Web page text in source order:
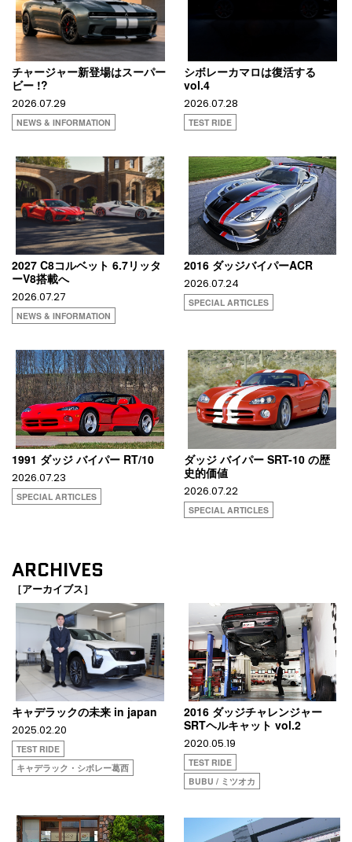
チャージャー新登場はスーパー
ビー !?
2026.07.29
NEWS & INFORMATION
シボレーカマロは復活する
vol.4
2026.07.28
TEST RIDE
2027 C8コルベット 6.7リッタ
ーV8搭載へ
2026.07.27
NEWS & INFORMATION
2016 ダッジバイパーACR
2026.07.24
SPECIAL ARTICLES
1991 ダッジ バイパー RT/10
2026.07.23
SPECIAL ARTICLES
ダッジ バイパー SRT-10 の歴
史的価値
2026.07.22
SPECIAL ARTICLES
ARCHIVES
［アーカイブス］
キャデラックの未来 in japan
2025.02.20
TEST RIDE
キャデラック・シボレー葛西
2016 ダッジチャレンジャー
SRTヘルキャット vol.2
2020.05.19
TEST RIDE
BUBU / ミツオカ